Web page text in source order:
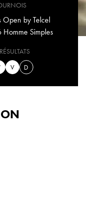
Open by Telcel
Simples
V D